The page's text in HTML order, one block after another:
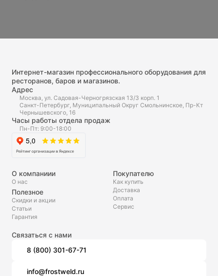
Интернет-магазин профессионального оборудования для
ресторанов, баров и магазинов.
Адрес
Москва, ул. Садовая-Черногрязская 13/3 корп. 1
Санкт-Петербург, Муниципальный Округ Смольнинское, Пр-Кт
Чернышевского, 16
Часы работы отдела продаж
Пн-Пт: 9:00-18:00
О компаниии
О нас
Полезное
Скидки и акции
Статьи
Гарантия
Покупателю
Как купить
Доставка
Оплата
Сервис
Связаться с нами
8 (800) 301-67-71
info@frostweld.ru